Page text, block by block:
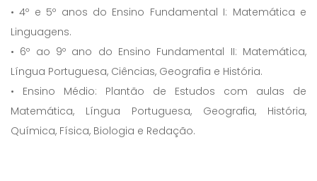
• 4º e 5º anos do Ensino Fundamental I: Matemática e
Linguagens.
• 6º ao 9º ano do Ensino Fundamental II: Matemática,
Língua Portuguesa, Ciências, Geografia e História.
• Ensino Médio: Plantão de Estudos com aulas de
Matemática, Língua Portuguesa, Geografia, História,
Química, Física, Biologia e Redação.